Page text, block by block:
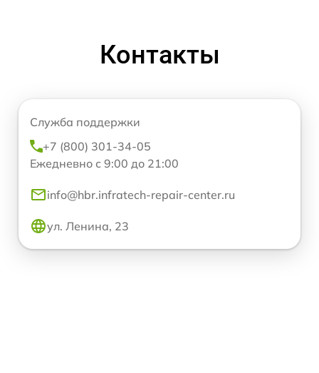
Контакты
Служба поддержки
+7 (800) 301-34-05
Ежедневно с 9:00 до 21:00
info@hbr.infratech-repair-center.ru
ул. Ленина, 23